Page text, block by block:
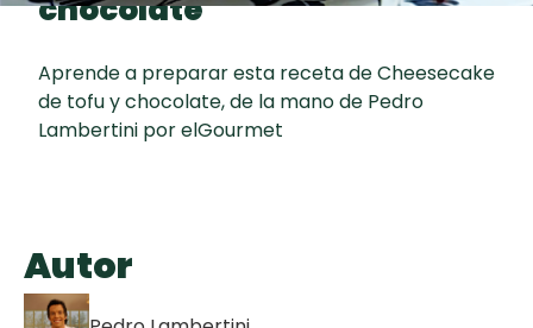
Chispas de
Chocolate
recetas
chocolate
Aprende a preparar esta receta de Cheesecake
de tofu y chocolate, de la mano de Pedro
Lambertini por elGourmet
Autor